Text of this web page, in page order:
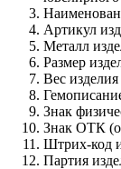
Артикул
Металл
Размер
Вес изделия
Знак
Знак ОТК
Штрих-код
Партия